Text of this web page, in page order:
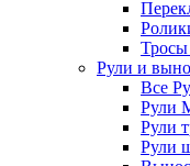
Тросы
Рули и
Все
Рули
Рули
Рули